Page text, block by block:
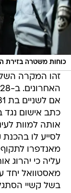
כוחות משטרה בזירת
זהו המקרה
האחרונים. ב-28 באפריל נרצחה
אותה למוות
לסייע לו
מאנדפרו לתקוף
עליה כי יהרוג
מאסטוואל יחד
בשל קשיי